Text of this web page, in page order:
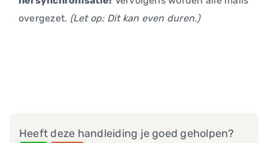
overgezet. (Let op: Dit kan even duren.)
Heeft deze handleiding je goed geholpen?